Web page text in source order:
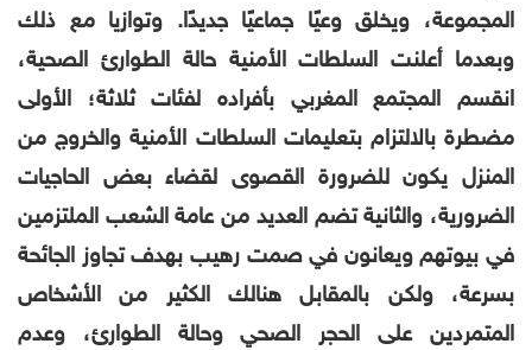
المجموعة، ويخلق وعيًا جماعيًا جديدًا. وتوازيا مع ذلك
وبعدما أعلنت السلطات الأمنية حالة الطوارئ الصحية،
انقسم المجتمع المغربي بأفراده لفئات ثلاثة؛ الأولى
مضطرة بالالتزام بتعليمات السلطات الأمنية والخروج من
المنزل يكون للضرورة القصوى لقضاء بعض الحاجيات
الضرورية، والثانية تضم العديد من عامة الشعب الملتزمين
في بيوتهم ويعانون في صمت رهيب بهدف تجاوز الجائحة
بسرعة، ولكن بالمقابل هنالك الكثير من الأشخاص
المتمردين على الحجر الصحي وحالة الطوارئ، وعدم